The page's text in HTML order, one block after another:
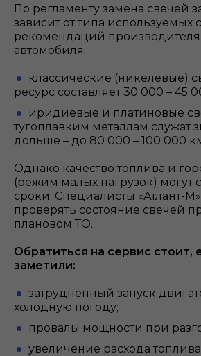
По регламенту замена свечей
зависит от типа используемых
рекомендаций
автомобиля:
классические (никелевые)
ресурс составляет 30 000 – 45
иридиевые и платиновые
тугоплавким металлам служат
дольше – до 80 000 – 100 000
Однако качество топлива и
(режим малых нагрузок) могут
сроки. Специалисты «Атлант-
проверять состояние свечей
плановом ТО.
Обратиться на сервис стоит,
заметили:
затрудненный запуск
холодную погоду;
провалы мощности при
увеличение расхода